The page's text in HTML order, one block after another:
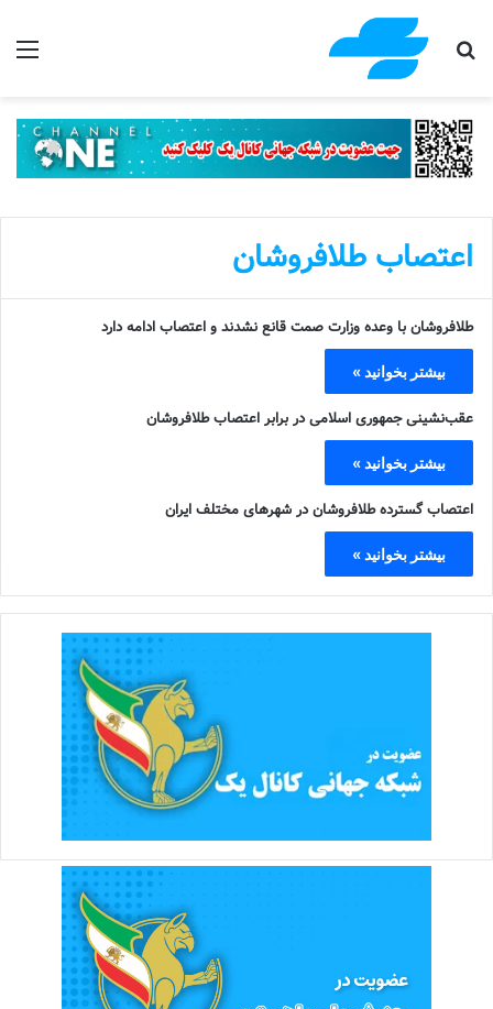
جستجو برای
اعتصاب طلافروشان
طلافروشان با وعده وزارت صمت قانع نشدند و اعتصاب ادامه دارد
بیشتر بخوانید »
عقب‌نشینی جمهوری اسلامی در برابر اعتصاب طلافروشان
بیشتر بخوانید »
اعتصاب گسترده طلافروشان در شهرهای مختلف ایران
بیشتر بخوانید »